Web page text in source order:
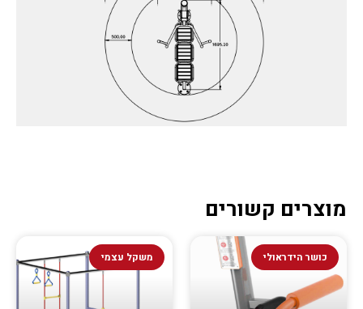
מוצרים קשורים
כושר הידראולי משקל עצמי